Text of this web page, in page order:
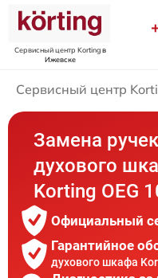
Сервисный центр Kortingв
Ижевске
Сервисный центр
Замена
духового
Korting OEG
Официальный
Гарантийное
духового шкафа